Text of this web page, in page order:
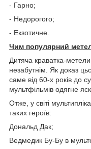
- Гарно;
- Недорогого;
- Екзотичне.
Чим популярний
Дитяча краватка-
незабутнім. Як доказ
саме від 60-х років до
мультфільмів одягне
Отже, у світі
таких героїв:
Дональд Дак;
Ведмедик Бу-Бу в